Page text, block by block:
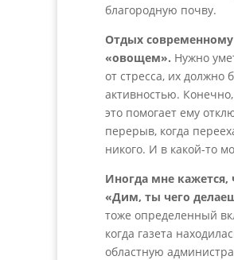
благородную почву.
Отдых
«овощем». Нужно
от стресса, их
активностью.
это помогает ему
перерыв, когда
никого. И в какой-то
Иногда мне кажется,
«Дим, ты чего
тоже определенный
когда газета
областную